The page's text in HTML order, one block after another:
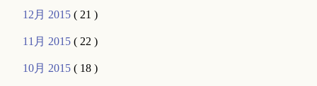
12月 2015( 21 )
11月 2015( 22 )
10月 2015( 18 )